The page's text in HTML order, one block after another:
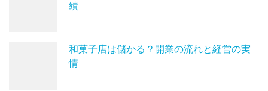
績
和菓子店は儲かる？開業の流れと経営の実
情